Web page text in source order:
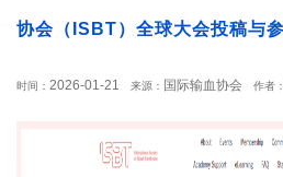
协会（ISBT）全球大会投稿与
时间： 2026-01-21 来源： 国际输血协会 作者：